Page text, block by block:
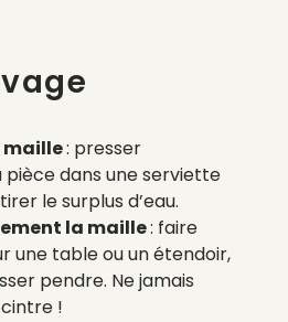
maille: presser
dans une serviette
le surplus d’eau.
la maille: faire
une table ou un étendoir,
pendre. Ne jamais
!